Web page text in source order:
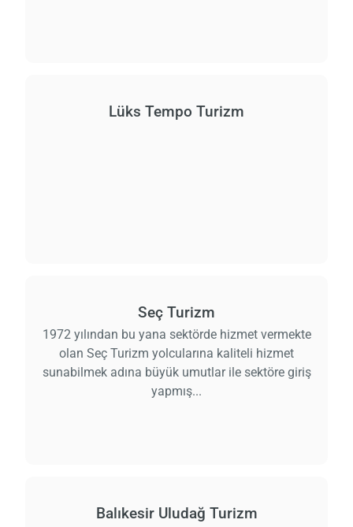
Lüks Tempo Turizm
Seç Turizm
1972 yılından bu yana sektörde hizmet vermekte
olan Seç Turizm yolcularına kaliteli hizmet
sunabilmek adına büyük umutlar ile sektöre giriş
yapmış...
Balıkesir Uludağ Turizm